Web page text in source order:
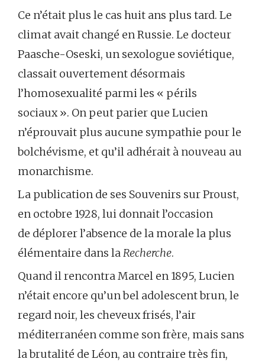
Ce n’était plus le cas huit ans plus tard. Le
climat avait changé en Russie. Le docteur
Paasche-Oseski, un sexologue soviétique,
classait ouvertement désormais
l’homosexualité parmi les « périls
sociaux ». On peut parier que Lucien
n’éprouvait plus aucune sympathie pour le
bolchévisme, et qu’il adhérait à nouveau au
monarchisme.
La publication de ses Souvenirs sur Proust,
en octobre 1928, lui donnait l’occasion
de déplorer l’absence de la morale la plus
élémentaire dans laRecherche.
Quand il rencontra Marcel en 1895, Lucien
n’était encore qu’un bel adolescent brun, le
regard noir, les cheveux frisés, l’air
méditerranéen comme son frère, mais sans
la brutalité de Léon, au contraire très fin,